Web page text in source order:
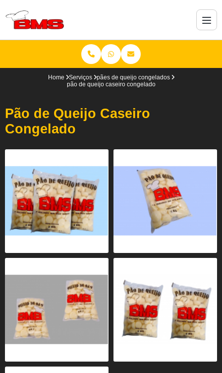
Home Serviços
pães de queijo congelados
pão de queijo caseiro congelado
Pão de Queijo Caseiro
Congelado